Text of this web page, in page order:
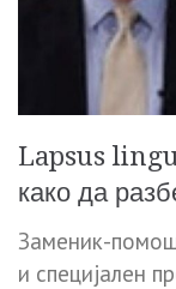
Lapsus
како да
Заменик-
и специјален